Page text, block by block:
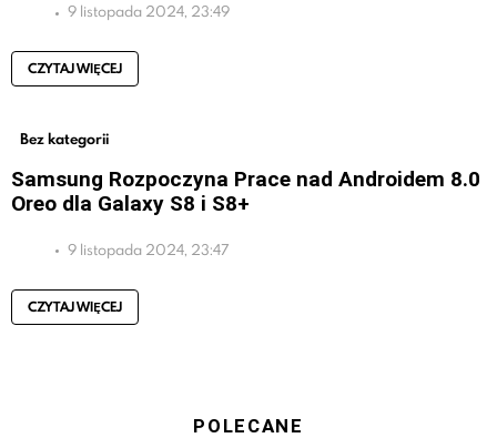
9 listopada 2024, 23:49
CZYTAJ WIĘCEJ
Bez kategorii
Samsung Rozpoczyna Prace nad Androidem 8.0
Oreo dla Galaxy S8 i S8+
9 listopada 2024, 23:47
CZYTAJ WIĘCEJ
POLECANE